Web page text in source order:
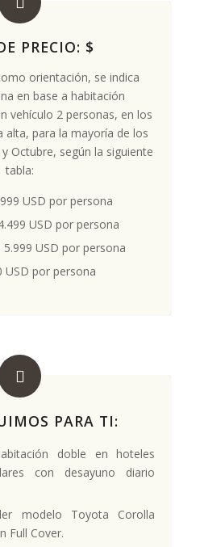
PRECIO: $
orientación, se indica
en base a habitación
vehículo 2 personas, en los
alta, para la mayoría de los
Octubre, según la siguiente
tabla:
USD por persona
USD por persona
USD por persona
USD por persona
PARA TI:
doble en hoteles
con desayuno diario
modelo Toyota Corolla
Full Cover.